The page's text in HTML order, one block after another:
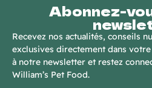
Abonnez-
Recevez nos actualités, conseils
exclusives directement dans
à notre newsletter et restez
William’s Pet Food.